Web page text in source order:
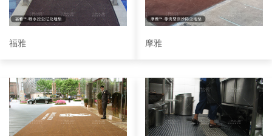
福雅 摩雅